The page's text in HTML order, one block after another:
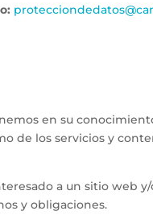
en su
de los servicios y
a un sitio web
y obligaciones.